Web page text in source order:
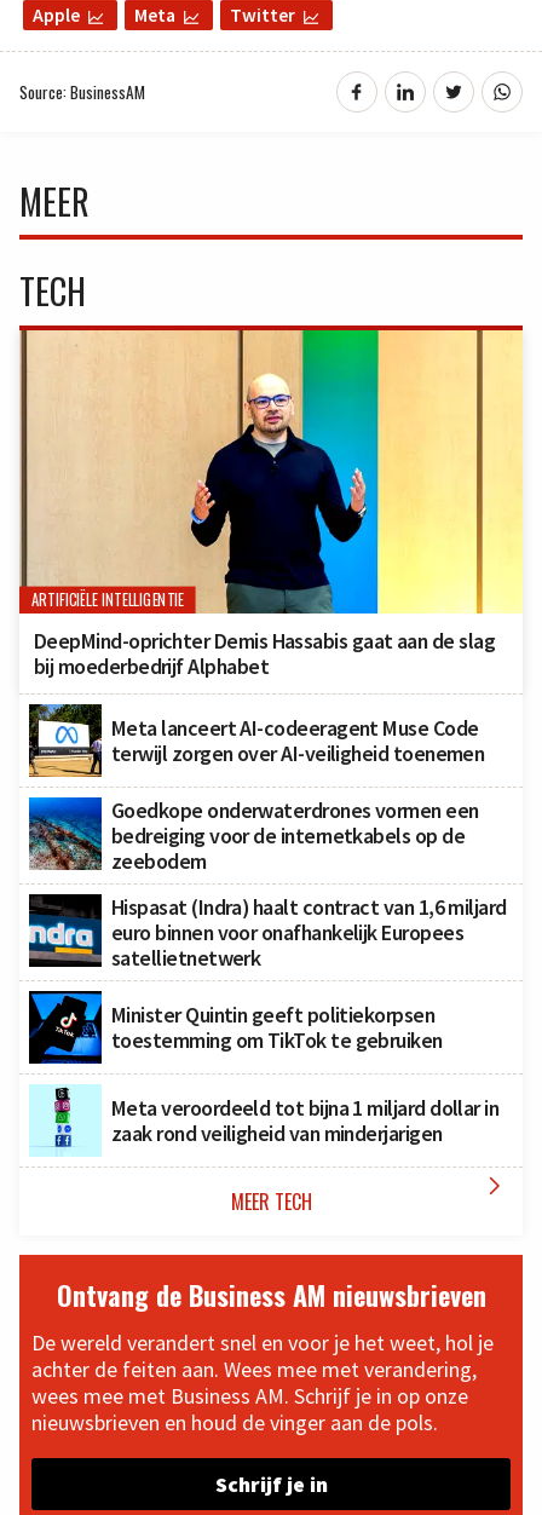
Apple Meta Twitter
Source: BusinessAM
MEER
TECH
ARTIFICIËLE INTELLIGENTIE
DeepMind-oprichter Demis Hassabis gaat aan de slag
bij moederbedrijf Alphabet
Meta lanceert AI-codeeragent Muse Code
terwijl zorgen over AI-veiligheid toenemen
Goedkope onderwaterdrones vormen een
bedreiging voor de internetkabels op de
zeebodem
Hispasat (Indra) haalt contract van 1,6 miljard
euro binnen voor onafhankelijk Europees
satellietnetwerk
Minister Quintin geeft politiekorpsen
toestemming om TikTok te gebruiken
Meta veroordeeld tot bijna 1 miljard dollar in
zaak rond veiligheid van minderjarigen
MEER TECH 
Ontvang de Business AM nieuwsbrieven
De wereld verandert snel en voor je het weet, hol je
achter de feiten aan. Wees mee met verandering,
wees mee met Business AM. Schrijf je in op onze
nieuwsbrieven en houd de vinger aan de pols.
Schrijf je in